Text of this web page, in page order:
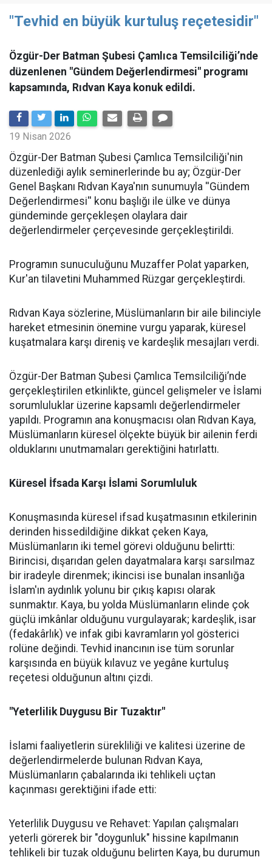
"Tevhid en büyük kurtuluş reçetesidir"
Özgür-Der Batman Şubesi Çamlıca Temsilciliği’nde
düzenlenen "Gündem Değerlendirmesi" programı
kapsamında, Rıdvan Kaya konuk edildi.
19 Nisan 2026
​Özgür-Der Batman Şubesi Çamlıca Temsilciliği'nin
düzenlediği aylık seminerlerinde bu ay; Özgür-Der
Genel Başkanı Rıdvan Kaya'nın sunumuyla ''Gündem
Değerlendirmesi'' konu başlığı ile ülke ve dünya
gündeminde gerçekleşen olaylara dair
değerlendirmeler çerçevesinde gerçekleştirildi.
Programın sunuculuğunu Muzaffer Polat yaparken,
Kur'an tilavetini Muhammed Rüzgar gerçekleştirdi.
Rıdvan Kaya sözlerine, Müslümanların bir aile bilinciyle
hareket etmesinin önemine vurgu yaparak, küresel
kuşatmalara karşı direniş ve kardeşlik mesajları verdi.
Özgür-Der Batman Şubesi Çamlıca Temsilciliği’nde
gerçekleştirilen etkinlikte, güncel gelişmeler ve İslami
sorumluluklar üzerine kapsamlı değerlendirmeler
yapıldı. Programın ana konuşmacısı olan Rıdvan Kaya,
Müslümanların küresel ölçekte büyük bir ailenin ferdi
olduklarını unutmamaları gerektiğini hatırlattı.
Küresel İfsada Karşı İslami Sorumluluk
Konuşmasında küresel ifsad kuşatmasının etkilerinin
derinden hissedildiğine dikkat çeken Kaya,
Müslümanların iki temel görevi olduğunu belirtti:
Birincisi, dışarıdan gelen dayatmalara karşı sarsılmaz
bir iradeyle direnmek; ikincisi ise bunalan insanlığa
İslam'ın aydınlık yolunu bir çıkış kapısı olarak
sunmaktır. Kaya, bu yolda Müslümanların elinde çok
güçlü imkânlar olduğunu vurgulayarak; kardeşlik, isar
(fedakârlık) ve infak gibi kavramların yol gösterici
rolüne değindi. Tevhid inancının ise tüm sorunlar
karşısında en büyük kılavuz ve yegâne kurtuluş
reçetesi olduğunun altını çizdi.
"Yeterlilik Duygusu Bir Tuzaktır"
İslami faaliyetlerin sürekliliği ve kalitesi üzerine de
değerlendirmelerde bulunan Rıdvan Kaya,
Müslümanların çabalarında iki tehlikeli uçtan
kaçınması gerektiğini ifade etti:
Yeterlilik Duygusu ve Rehavet: Yapılan çalışmaları
yeterli görerek bir "doygunluk" hissine kapılmanın
tehlikeli bir tuzak olduğunu belirten Kaya, bu durumun